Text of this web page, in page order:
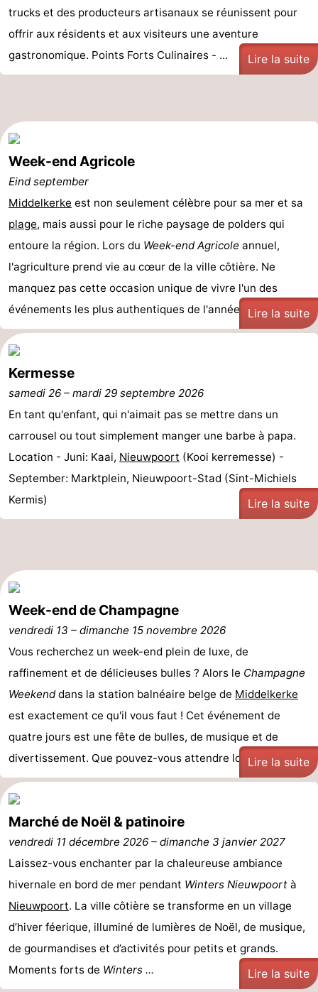
trucks et des producteurs artisanaux se réunissent pour
offrir aux résidents et aux visiteurs une aventure
gastronomique. Points Forts Culinaires - ...
Lire la suite
Week-end Agricole
Eind september
Middelkerke est non seulement célèbre pour sa mer et sa
plage, mais aussi pour le riche paysage de polders qui
entoure la région. Lors du Week-end Agricole annuel,
l'agriculture prend vie au cœur de la ville côtière. Ne
manquez pas cette occasion unique de vivre l'un des
événements les plus authentiques de l'année ...Lire la suite
Kermesse
samedi 26 – mardi 29 septembre 2026
En tant qu'enfant, qui n'aimait pas se mettre dans un
carrousel ou tout simplement manger une barbe à papa.
Location - Juni: Kaai, Nieuwpoort (Kooi kerremesse) -
September: Marktplein, Nieuwpoort-Stad (Sint-Michiels
Kermis)
Lire la suite
Week-end de Champagne
vendredi 13 – dimanche 15 novembre 2026
Vous recherchez un week-end plein de luxe, de
raffinement et de délicieuses bulles ? Alors le Champagne
Weekenddans la station balnéaire belge de Middelkerke
est exactement ce qu'il vous faut ! Cet événement de
quatre jours est une fête de bulles, de musique et de
divertissement. Que pouvez-vous attendre lors du ...Lire la suite
Marché de Noël & patinoire
vendredi 11 décembre 2026 – dimanche 3 janvier 2027
Laissez-vous enchanter par la chaleureuse ambiance
hivernale en bord de mer pendant Winters Nieuwpoort à
Nieuwpoort. La ville côtière se transforme en un village
d’hiver féerique, illuminé de lumières de Noël, de musique,
de gourmandises et d’activités pour petits et grands.
Moments forts de Winters ... Lire la suite